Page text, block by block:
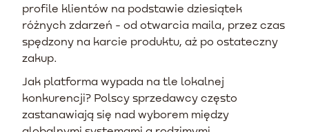
profile klientów na podstawie dziesiątek
różnych zdarzeń - od otwarcia maila, przez czas
spędzony na karcie produktu, aż po ostateczny
zakup.
Jak platforma wypada na tle lokalnej
konkurencji? Polscy sprzedawcy często
zastanawiają się nad wyborem między